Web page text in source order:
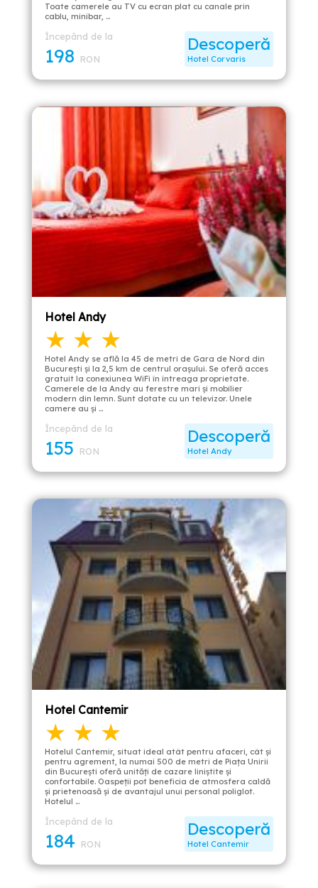
Toate camerele au TV cu ecran plat cu canale prin
cablu, minibar, …
Descoperă
Hotel Corvaris
Începând de la
198 RON
Hotel Andy
★ ★ ★
Hotel Andy se află la 45 de metri de Gara de Nord din
București şi la 2,5 km de centrul orașului. Se oferă acces
gratuit la conexiunea WiFi în întreaga proprietate.
Camerele de la Andy au ferestre mari şi mobilier
modern din lemn. Sunt dotate cu un televizor. Unele
camere au și …
Descoperă
Hotel Andy
Începând de la
155 RON
Hotel Cantemir
★ ★ ★
Hotelul Cantemir, situat ideal atât pentru afaceri, cât și
pentru agrement, la numai 500 de metri de Piața Unirii
din București oferă unități de cazare liniștite și
confortabile. Oaspeții pot beneficia de atmosfera caldă
și prietenoasă și de avantajul unui personal poliglot.
Hotelul …
Descoperă
Hotel Cantemir
Începând de la
184 RON